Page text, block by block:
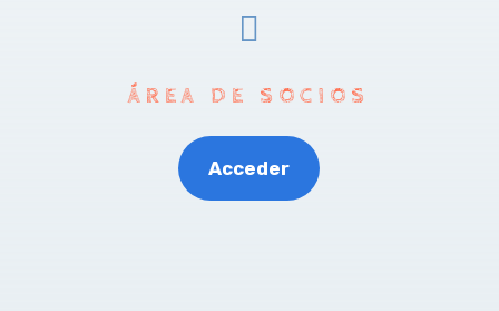

ÁREA DE SOCIOS
Acceder